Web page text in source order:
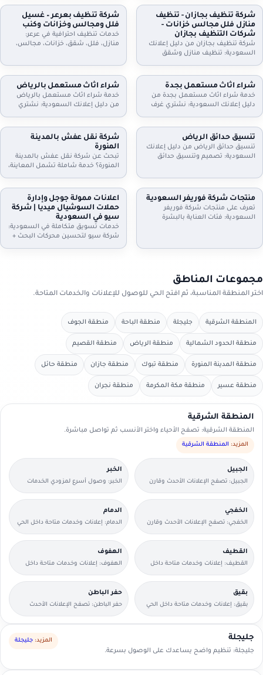
تنافسية. اطلب خدمتك الآن!
وعقود دورية للمنازل والمكاتب. اطلب
تقييمًا مجانيًا وتفاصيل السعر حسب
المساحة والخدمة.
شركة تنظيف بجازان - تنظيف
منازل فلل مجالس خزانات -
شركات التنظيف بجازان
شركة تنظيف بجازان من دليل إعلانك
السعودية: تنظيف منازل وشقق
وتعقيم الخزانات. خدمة مرنة وزيارات
دورية وعقود للمنشآت. اتصل الآن
لحجز الموعد.
شركة تنظيف بعرعر – غسيل
فلل ومجالس وخزانات وكنب
خدمات تنظيف احترافية في عرعر:
منازل، فلل، شقق، خزانات، مجالس،
شراء اثاث مستعمل بجدة
خدمة شراء اثاث مستعمل بجدة من
دليل إعلانك السعودية: نشتري غرف
وتقييم عادل، فك ونقل سريع،
واستلام فوري. تواصل الآن لتحديد
الموعد.
شراء اثاث مستعمل بالرياض
خدمة شراء اثاث مستعمل بالرياض
من دليل إعلانك السعودية: نشتري
مكاتب، ومحتويات شقق وفلل كاملة.
معاينة وتقييم عادل، فك ونقل،
واستلام سريع. تواصل الآن.
تنسيق حدائق الرياض
تنسيق حدائق الرياض من دليل إعلانك
السعودية: تصميم وتنسيق حدائق
بالتنقيط، شلالات ونوافير وصيانة
شهرية. اطلب معاينة وخطة تصميم
تناسب مساحتك
شركة نقل عفش بالمدينة
المنورة
تبحث عن شركة نقل عفش بالمدينة
المنورة؟ خدمة شاملة تشمل المعاينة،
للأدوار وتخزين مؤقت عند الحاجة. دليل
إعلانك السعودية يساعدك تختار
الخدمة المناسبة وتعرف خطوات النقل
والتسعير
منتجات شركة فوريفر السعودية
تعرف على منتجات شركة فوريفر
السعودية: فئات العناية بالبشرة
إعلانك السعودية.
اعلانات ممولة جوجل وإدارة
حملات السوشيال ميديا | شركة
سيو في السعودية
خدمات تسويق متكاملة في السعودية:
شركة سيو لتحسين محركات البحث +
مجموعات المناطق
اختر المنطقة المناسبة، ثم افتح الحي للوصول للإعلانات والخدمات المتاحة.
المنطقة الشرقية جليجلة منطقة الباحة منطقة الجوف
منطقة الحدود الشمالية منطقة الرياض منطقة القصيم
منطقة المدينة المنورة منطقة تبوك منطقة جازان منطقة حائل
منطقة عسير منطقة مكة المكرمة منطقة نجران
المنطقة الشرقية
المنطقة الشرقية: تصفح الأحياء واختر الأنسب ثم تواصل مباشرة.
المزيد: المنطقة الشرقية
الجبيل
الجبيل: تصفح الإعلانات الأحدث وقارن
التفاصيل بسرعة.
الخبر
الخبر: وصول أسرع لمزودي الخدمات
القريبين منك.
الخفجي
الخفجي: تصفح الإعلانات الأحدث وقارن
التفاصيل بسرعة.
الدمام
الدمام: إعلانات وخدمات متاحة داخل الحي
مع وسائل تواصل مباشرة.
القطيف
القطيف: إعلانات وخدمات متاحة داخل
الحي مع وسائل تواصل مباشرة.
الهفوف
الهفوف: إعلانات وخدمات متاحة داخل
الحي مع وسائل تواصل مباشرة.
بقيق
بقيق: إعلانات وخدمات متاحة داخل الحي
مع وسائل تواصل مباشرة.
حفر الباطن
حفر الباطن: تصفح الإعلانات الأحدث
وقارن التفاصيل بسرعة.
جليجلة
جليجلة: تنظيم واضح يساعدك على الوصول بسرعة.
المزيد: جليجلة